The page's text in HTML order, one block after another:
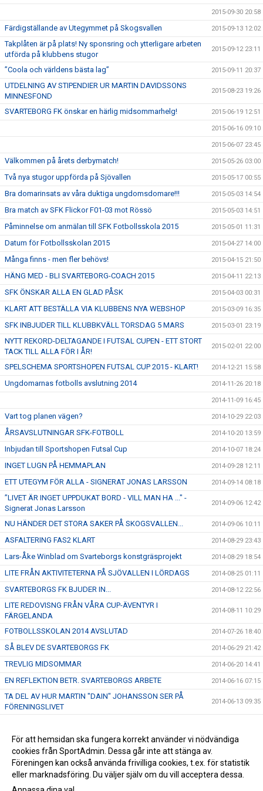
2015-09-30 20:58
Färdigställande av Utegymmet på Skogsvallen 2015-09-13 12:02
Takplåten är på plats! Ny sponsring och ytterligare arbeten
utförda på klubbens stugor
2015-09-12 23:11
”Coola och världens bästa lag” 2015-09-11 20:37
UTDELNING AV STIPENDIER UR MARTIN DAVIDSSONS
MINNESFOND
2015-08-23 19:26
SVARTEBORG FK önskar en härlig midsommarhelg! 2015-06-19 12:51
2015-06-16 09:10
2015-06-07 23:45
Välkommen på årets derbymatch! 2015-05-26 03:00
Två nya stugor uppförda på Sjövallen 2015-05-17 00:55
Bra domarinsats av våra duktiga ungdomsdomare!!! 2015-05-03 14:54
Bra match av SFK Flickor F01-03 mot Rössö 2015-05-03 14:51
Påminnelse om anmälan till SFK Fotbollsskola 2015 2015-05-01 11:31
Datum för Fotbollsskolan 2015 2015-04-27 14:00
Många finns - men fler behövs! 2015-04-15 21:50
HÄNG MED - BLI SVARTEBORG-COACH 2015 2015-04-11 22:13
SFK ÖNSKAR ALLA EN GLAD PÅSK 2015-04-03 00:31
KLART ATT BESTÄLLA VIA KLUBBENS NYA WEBSHOP 2015-03-09 16:35
SFK INBJUDER TILL KLUBBKVÄLL TORSDAG 5 MARS 2015-03-01 23:19
NYTT REKORD-DELTAGANDE I FUTSAL CUPEN - ETT STORT
TACK TILL ALLA FÖR I ÅR!
2015-02-01 22:00
SPELSCHEMA SPORTSHOPEN FUTSAL CUP 2015 - KLART! 2014-12-21 15:58
Ungdomarnas fotbolls avslutning 2014 2014-11-26 20:18
2014-11-09 16:45
Vart tog planen vägen? 2014-10-29 22:03
ÅRSAVSLUTNINGAR SFK-FOTBOLL 2014-10-20 13:59
Inbjudan till Sportshopen Futsal Cup 2014-10-07 18:24
INGET LUGN PÅ HEMMAPLAN 2014-09-28 12:11
ETT UTEGYM FÖR ALLA - SIGNERAT JONAS LARSSON 2014-09-14 08:18
”LIVET ÄR INGET UPPDUKAT BORD - VILL MAN HA ..." -
Signerat Jonas Larsson
2014-09-06 12:42
NU HÄNDER DET STORA SAKER PÅ SKOGSVALLEN... 2014-09-06 10:11
ASFALTERING FAS2 KLART 2014-08-29 23:43
Lars-Åke Winblad om Svarteborgs konstgräsprojekt 2014-08-29 18:54
LITE FRÅN AKTIVITETERNA PÅ SJÖVALLEN I LÖRDAGS 2014-08-25 01:11
SVARTEBORGS FK BJUDER IN... 2014-08-12 22:56
LITE REDOVISNG FRÅN VÅRA CUP-ÄVENTYR I
FÄRGELANDA
2014-08-11 10:29
FOTBOLLSSKOLAN 2014 AVSLUTAD 2014-07-26 18:40
SÅ BLEV DE SVARTEBORGS FK 2014-06-29 21:42
TREVLIG MIDSOMMAR 2014-06-20 14:41
EN REFLEKTION BETR. SVARTEBORGS ARBETE 2014-06-16 07:15
TA DEL AV HUR MARTIN "DAIN" JOHANSSON SER PÅ
FÖRENINGSLIVET
2014-06-13 09:35
HÅLL UTKIK! 2014-06-06 21:40
LYCKAD INVIGNING AV SPARPLAN 2014-04-30 11:34
För att hemsidan ska fungera korrekt använder vi nödvändiga
cookies från SportAdmin. Dessa går inte att stänga av.
Föreningen kan också använda frivilliga cookies, t.ex. för statistik
eller marknadsföring. Du väljer själv om du vill acceptera dessa.